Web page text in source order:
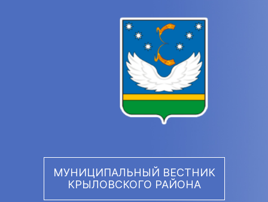
МУНИЦИПАЛЬНЫЙ ВЕСТНИК
КРЫЛОВСКОГО РАЙОНА